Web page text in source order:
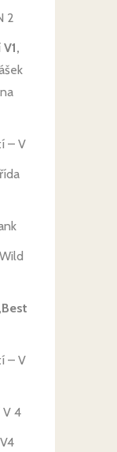
2
V1,
– V
– V
V 4